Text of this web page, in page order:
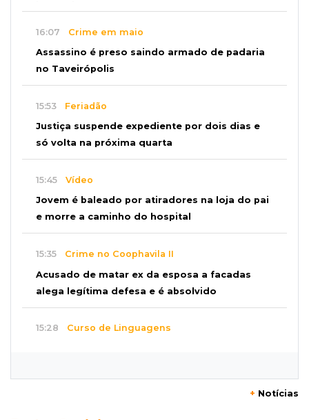
16:07 Crime em maio
Assassino é preso saindo armado de padaria
no Taveirópolis
15:53 Feriadão
Justiça suspende expediente por dois dias e
só volta na próxima quarta
15:45 Vídeo
Jovem é baleado por atiradores na loja do pai
e morre a caminho do hospital
15:35 Crime no Coophavila II
Acusado de matar ex da esposa a facadas
alega legítima defesa e é absolvido
15:28 Curso de Linguagens
+ Notícias